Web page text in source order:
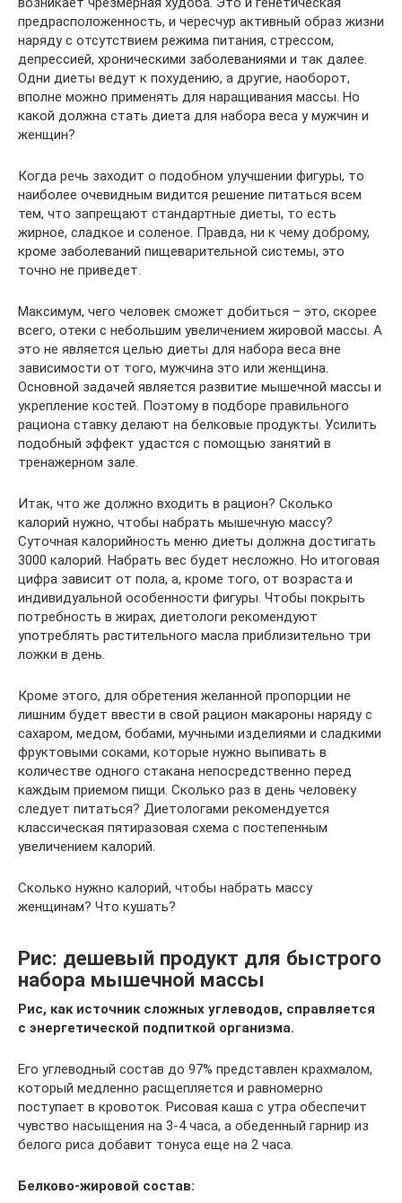
предрасположенность, и чересчур активный образ жизни
наряду с отсутствием режима питания, стрессом,
депрессией, хроническими заболеваниями и так далее.
Одни диеты ведут к похудению, а другие, наоборот,
вполне можно применять для наращивания массы. Но
какой должна стать диета для набора веса у мужчин и
женщин?
Когда речь заходит о подобном улучшении фигуры, то
наиболее очевидным видится решение питаться всем
тем, что запрещают стандартные диеты, то есть
жирное, сладкое и соленое. Правда, ни к чему доброму,
кроме заболеваний пищеварительной системы, это
точно не приведет.
Максимум, чего человек сможет добиться – это, скорее
всего, отеки с небольшим увеличением жировой массы. А
это не является целью диеты для набора веса вне
зависимости от того, мужчина это или женщина.
Основной задачей является развитие мышечной массы и
укрепление костей. Поэтому в подборе правильного
рациона ставку делают на белковые продукты. Усилить
подобный эффект удастся с помощью занятий в
тренажерном зале.
Итак, что же должно входить в рацион? Сколько
калорий нужно, чтобы набрать мышечную массу?
Суточная калорийность меню диеты должна достигать
3000 калорий. Набрать вес будет несложно. Но итоговая
цифра зависит от пола, а, кроме того, от возраста и
индивидуальной особенности фигуры. Чтобы покрыть
потребность в жирах, диетологи рекомендуют
употреблять растительного масла приблизительно три
ложки в день.
Кроме этого, для обретения желанной пропорции не
лишним будет ввести в свой рацион макароны наряду с
сахаром, медом, бобами, мучными изделиями и сладкими
фруктовыми соками, которые нужно выпивать в
количестве одного стакана непосредственно перед
каждым приемом пищи. Сколько раз в день человеку
следует питаться? Диетологами рекомендуется
классическая пятиразовая схема с постепенным
увеличением калорий.
Сколько нужно калорий, чтобы набрать массу
женщинам? Что кушать?
Рис: дешевый продукт для быстрого
набора мышечной массы
Рис, как источник сложных углеводов, справляется
с энергетической подпиткой организма.
Его углеводный состав до 97% представлен крахмалом,
который медленно расщепляется и равномерно
поступает в кровоток. Рисовая каша с утра обеспечит
чувство насыщения на 3-4 часа, а обеденный гарнир из
белого риса добавит тонуса еще на 2 часа.
Белково-жировой состав: